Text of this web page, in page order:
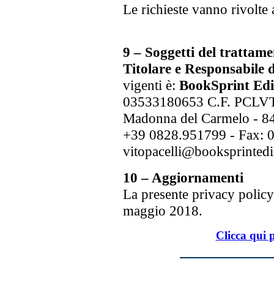
Le richieste vanno rivolte
9 – Soggetti del
Titolare e Responsabile
vigenti è: BookSprint
03533180653 C.F.
Madonna del Carmelo -
+39 0828.951799 - Fax:
10 – Aggiornamenti
La presente privacy
maggio 2018.
Clicca qui